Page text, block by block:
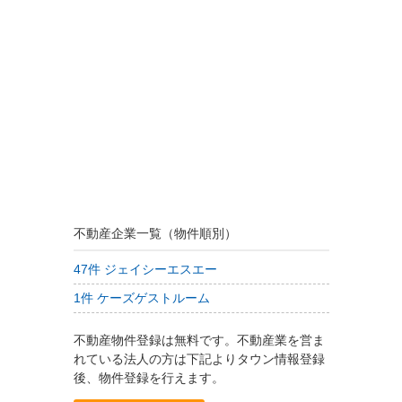
不動産企業一覧（物件順別）
47件 ジェイシーエスエー
1件 ケーズゲストルーム
不動産物件登録は無料です。不動産業を営ま
れている法人の方は下記よりタウン情報登録
後、物件登録を行えます。